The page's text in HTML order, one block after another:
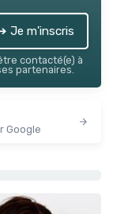
Je m'inscris
contacté(e) à
partenaires.
Google